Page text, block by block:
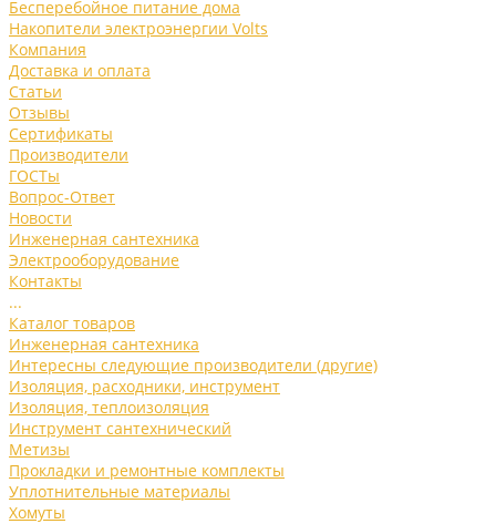
Бесперебойное питание дома
Накопители электроэнергии Volts
Компания
Доставка и оплата
Статьи
Отзывы
Сертификаты
Производители
ГОСТы
Вопрос-Ответ
Новости
Инженерная сантехника
Электрооборудование
Контакты
...
Каталог товаров
Инженерная сантехника
Интересны следующие производители (другие)
Изоляция, расходники, инструмент
Изоляция, теплоизоляция
Инструмент сантехнический
Метизы
Прокладки и ремонтные комплекты
Уплотнительные материалы
Хомуты